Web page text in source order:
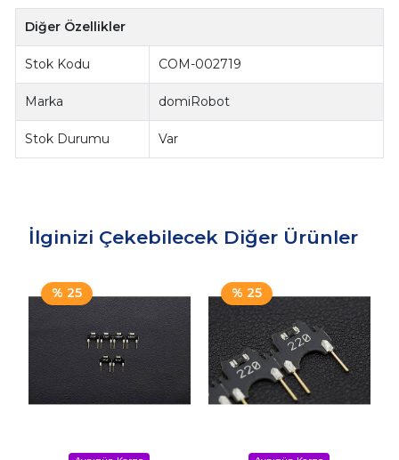
Diğer Özellikler
Stok Kodu COM-002719
Marka domiRobot
Stok Durumu Var
İlginizi Çekebilecek Diğer Ürünler
% 25 % 25